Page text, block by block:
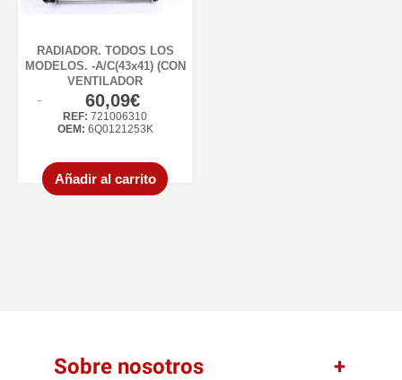
RADIADOR. TODOS LOS
MODELOS. -A/C(43x41) (CON
VENTILADOR
60,09€
REF: 721006310
OEM: 6Q0121253K
Añadir al carrito
Sobre nosotros